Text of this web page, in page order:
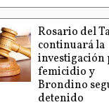
Rosario del
continuará la
investigación
femicidio y
Brondino
detenido